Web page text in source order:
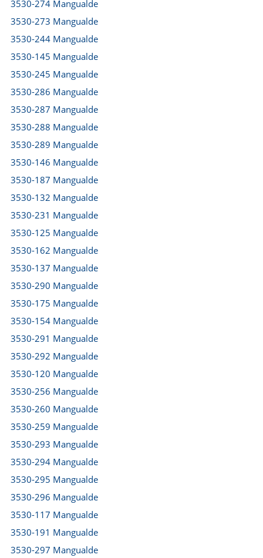
3530-274 Mangualde
3530-273 Mangualde
3530-244 Mangualde
3530-145 Mangualde
3530-245 Mangualde
3530-286 Mangualde
3530-287 Mangualde
3530-288 Mangualde
3530-289 Mangualde
3530-146 Mangualde
3530-187 Mangualde
3530-132 Mangualde
3530-231 Mangualde
3530-125 Mangualde
3530-162 Mangualde
3530-137 Mangualde
3530-290 Mangualde
3530-175 Mangualde
3530-154 Mangualde
3530-291 Mangualde
3530-292 Mangualde
3530-120 Mangualde
3530-256 Mangualde
3530-260 Mangualde
3530-259 Mangualde
3530-293 Mangualde
3530-294 Mangualde
3530-295 Mangualde
3530-296 Mangualde
3530-117 Mangualde
3530-191 Mangualde
3530-297 Mangualde